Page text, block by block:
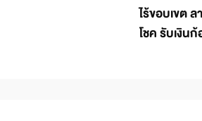
ไร้ขอบเขต
โชค รับเงิน